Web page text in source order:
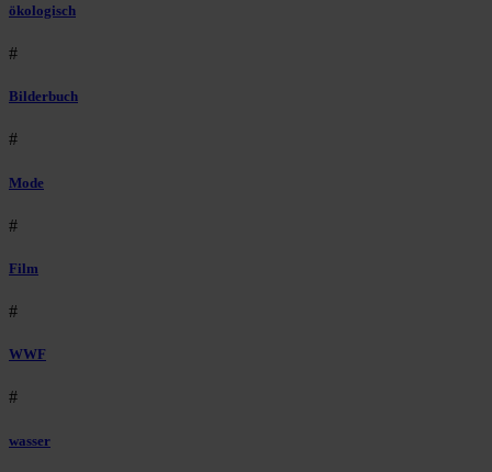
ökologisch
#
Bilderbuch
#
Mode
#
Film
#
WWF
#
wasser